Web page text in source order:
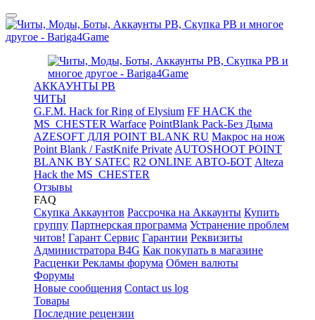
АККАУНТЫ PB
ЧИТЫ
G.F.M. Hack for Ring of Elysium FF HACK the
MS_CHESTER Warface PointBlank Pack-Без Дыма
AZESOFT ДЛЯ POINT BLANK RU Макрос на нож
Point Blank / FastKnife Private AUTOSHOOT POINT
BLANK BY SATEC R2 ONLINE АВТО-БОТ Alteza
Hack the MS_CHESTER
Отзывы
FAQ
Скупка Аккаунтов Рассрочка на Аккаунты Купить
группу Партнерская программа Устранение проблем
читов! Гарант Сервис Гарантии Реквизиты
Администратора B4G Как покупать в магазине
Расценки Рекламы форума Обмен валюты
Форумы
Новые сообщения Contact us log
Товары
Последние рецензии